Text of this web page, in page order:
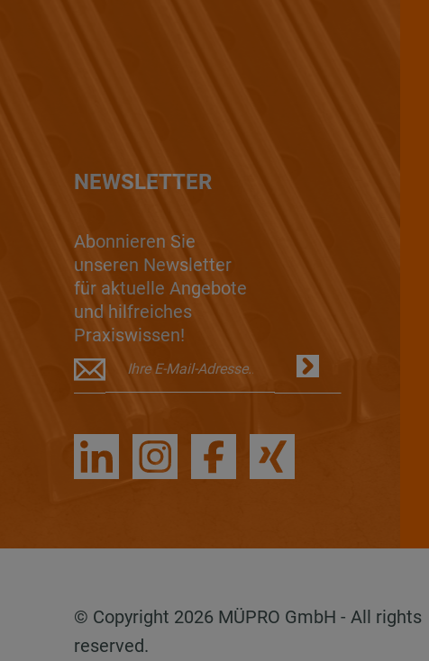
NEWSLETTER
Abonnieren Sie
unseren Newsletter
für aktuelle Angebote
und hilfreiches
Praxiswissen!
© Copyright 2026 MÜPRO GmbH - All rights
reserved.